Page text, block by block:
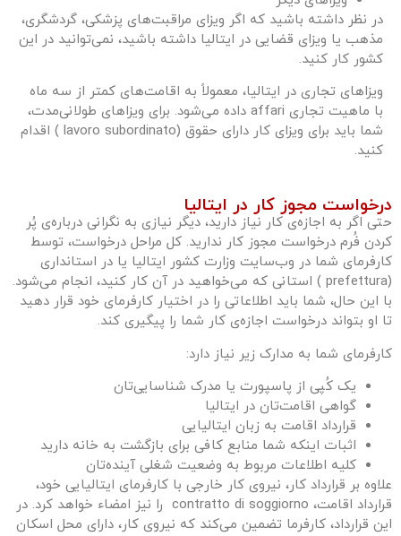
در نظر داشته باشید که اگر ویزای مراقبت‌های پزشکی، گردشگری،
مذهب یا ویزای قضایی در ایتالیا داشته باشید، نمی‌توانید در این
کشور کار کنید.
ویزاهای تجاری در ایتالیا، معمولاً به اقامت‌های کمتر از سه ماه
با ماهیت تجاری affari داده می‌شود. برای ویزاهای طولانی‌مدت،
شما باید برای ویزای کار دارای حقوق (lavoro subordinato ) اقدام
کنید.
درخواست مجوز کار در ایتالیا
حتی اگر به اجازه‌ی کار نیاز دارید، دیگر نیازی به نگرانی درباره‌ی پُر
کردن فُرم درخواست مجوز کار ندارید. کل مراحل درخواست، توسط
کارفرمای شما در وب‌سایت وزارت کشور ایتالیا یا در استانداری
(prefettura ) استانی که می‌خواهید در آن کار کنید، انجام می‌شود.
با این حال، شما باید اطلاعاتی را در اختیار کارفرمای خود قرار دهید
تا او بتواند درخواست اجازه‌ی کار شما را پیگیری کند.
کارفرمای شما به مدارک زیر نیاز دارد:
یک کُپی از پاسپورت یا مدرک شناسایی‌تان
گواهی اقامت‌تان در ایتالیا
قرارداد اقامت به زبان ایتالیایی
اثبات اینکه شما منابع کافی برای بازگشت به خانه دارید
کلیه اطلاعات مربوط به وضعیت شغلی آینده‌تان
علاوه بر قرارداد کار، نیروی کار خارجی با کارفرمای ایتالیایی خود،
قرارداد اقامت، contratto di soggiorno را نیز امضاء خواهد کرد. در
این قرارداد، کارفرما تضمین می‌کند که نیروی کار، دارای محل اسکان